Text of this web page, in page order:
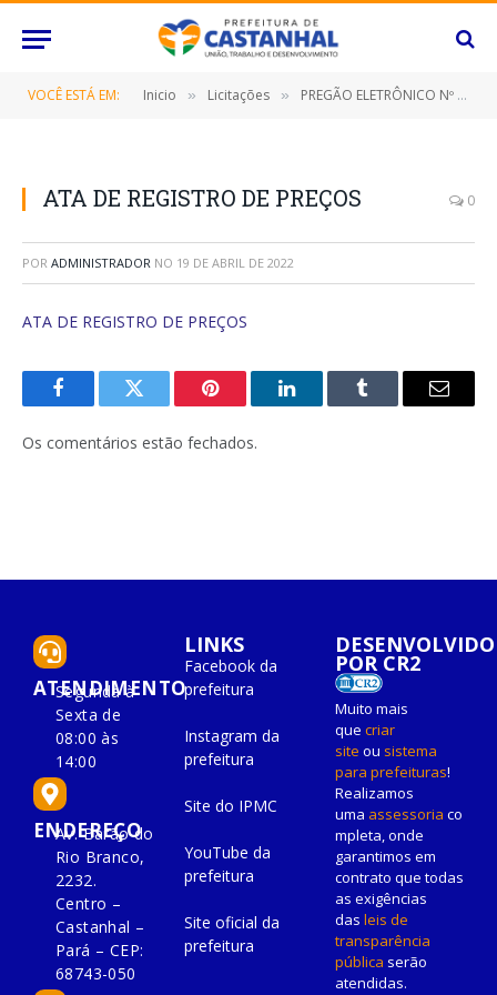
VOCÊ ESTÁ EM: Inicio » Licitações » PREGÃO ELETRÔNICO Nº 025/2022-SRP (CONTRATAÇÃO DE EMPRESA ESPECIALIZADA PARA AQUISIÇÃO DE MEDICAMENTOS CONTROLADOS)
ATA DE REGISTRO DE PREÇOS 0
POR ADMINISTRADOR NO 19 DE ABRIL DE 2022
ATA DE REGISTRO DE PREÇOS
FacebookTwitter Pinterest O
Tumblr
E-
Os comentários estão fechados.
ATENDIMENTO
Segunda à
Sexta de
08:00 às
14:00
ENDEREÇO
Av. Barão do
Rio Branco,
2232.
Centro –
Castanhal –
Pará – CEP:
68743-050
LINKS
Facebook da
prefeitura
Instagram da
prefeitura
Site do IPMC
YouTube da
prefeitura
Site oficial da
prefeitura
DESENVOLVIDO
POR CR2
Muito mais
que criar
site ou sistema
para prefeituras!
Realizamos
uma assessoria co
mpleta, onde
garantimos em
contrato que todas
as exigências
das leis de
transparência
pública serão
atendidas.